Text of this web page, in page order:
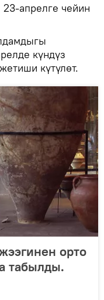
апрелге чейин
күндүз
күтүлөт.
орто
табылды.